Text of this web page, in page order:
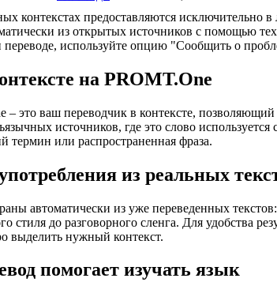
контекстах предоставляются исключительно
из открытых источников с помощью
используйте опцию "Сообщить о
на PROMT.One
– это ваш переводчик в контексте,
источников, где это слово
термин или распространенная фраза.
из реальных
автоматически из уже переведенных
стиля до разговорного сленга. Для удобства
выделить нужный контекст.
помогает изучать язык